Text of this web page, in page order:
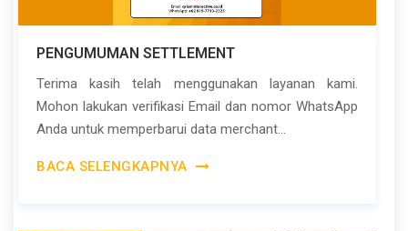
PENGUMUMAN SETTLEMENT
Terima kasih telah menggunakan layanan kami.
Mohon lakukan verifikasi Email dan nomor WhatsApp
Anda untuk memperbarui data merchant...
BACA SELENGKAPNYA